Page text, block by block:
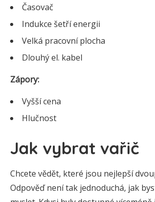
Časovač
Indukce šetří energii
Velká pracovní plocha
Dlouhý el. kabel
Zápory:
Vyšší cena
Hlučnost
Jak vybrat vařič
Chcete vědět, které jsou nejlepší
Odpověď není tak jednoduchá, jak